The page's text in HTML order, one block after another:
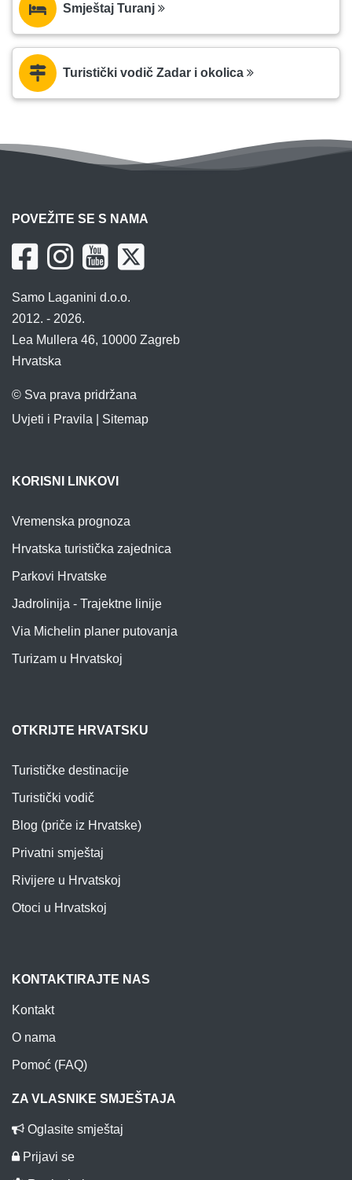
Smještaj Turanj
Turistički vodič Zadar i okolica
POVEŽITE SE S NAMA
Samo Laganini d.o.o.
2012. - 2026.
Lea Mullera 46, 10000 Zagreb
Hrvatska
© Sva prava pridržana
Uvjeti i Pravila
Sitemap
KORISNI LINKOVI
Vremenska prognoza
Hrvatska turistička zajednica
Parkovi Hrvatske
Jadrolinija - Trajektne linije
Via Michelin planer putovanja
Turizam u Hrvatskoj
OTKRIJTE HRVATSKU
Turističke destinacije
Turistički vodič
Blog (priče iz Hrvatske)
Privatni smještaj
Rivijere u Hrvatskoj
Otoci u Hrvatskoj
KONTAKTIRAJTE NAS
Kontakt
O nama
Pomoć (FAQ)
ZA VLASNIKE SMJEŠTAJA
Oglasite smještaj
Prijavi se